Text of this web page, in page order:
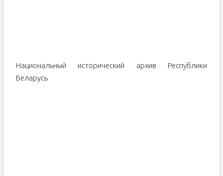
Национальный исторический архив Республики
Беларусь